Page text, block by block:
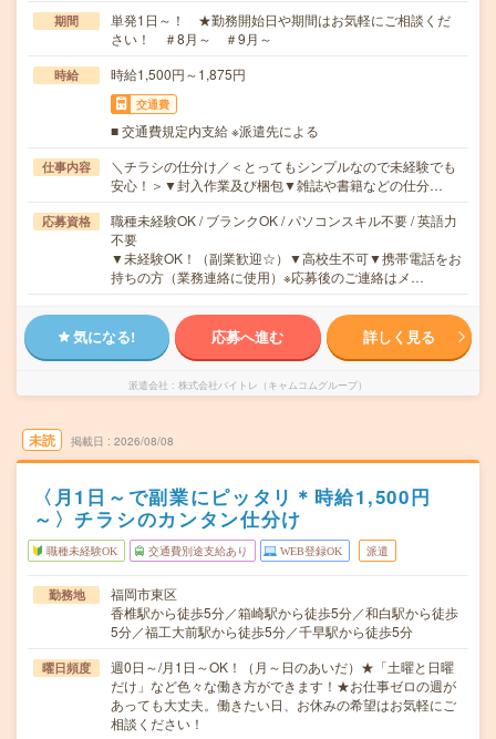
期間
単発1日～！ ★勤務開始日や期間はお気軽にご相談くだ
さい！ ＃8月～ ＃9月～
時給 時給1,500円～1,875円
交通費
■ 交通費規定内支給 ※派遣先による
仕事内容
＼チラシの仕分け／＜とってもシンプルなので未経験でも
安心！＞▼封入作業及び梱包▼雑誌や書籍などの仕分…
応募資格
職種未経験OK / ブランクOK / パソコンスキル不要 / 英語力
不要
▼未経験OK！（副業歓迎☆）▼高校生不可▼携帯電話をお
持ちの方（業務連絡に使用）※応募後のご連絡はメ…
気になる! 応募へ進む 詳しく見る
派遣会社 株式会社バイトレ（キャムコムグループ）
未読 掲載日 2026/08/08
〈月1日～で副業にピッタリ＊時給1,500円
～〉チラシのカンタン仕分け
職種未経験OK 交通費別途支給あり WEB登録OK 派遣
勤務地
福岡市東区
香椎駅から徒歩5分／箱崎駅から徒歩5分／和白駅から徒歩
5分／福工大前駅から徒歩5分／千早駅から徒歩5分
曜日頻度
週0日～/月1日～OK！（月～日のあいだ）★「土曜と日曜
だけ」など色々な働き方ができます！★お仕事ゼロの週が
あっても大丈夫。働きたい日、お休みの希望はお気軽にご
相談ください！